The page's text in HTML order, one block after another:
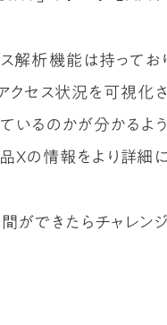
解析機能は持って
クセス状況を可視化
ているのかが分かる
Xの情報をより詳細
ができたらチャレンジ